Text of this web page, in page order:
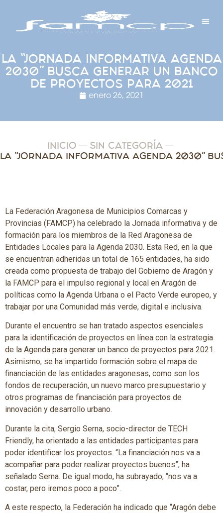
LA “JORNADA INFORMATIVA AGENDA
2030” BUSCA GENERAR UN BANCO
DE PROYECTOS PARA 2021
enero 26, 2021
INICIO SIN CATEGORÍA
La Federación Aragonesa de Municipios Comarcas y
Provincias (FAMCP) ha celebrado la Jornada informativa y de
formación para los miembros de la Red Aragonesa de
Entidades Locales para la Agenda 2030. Esta Red, en la que
se encuentran adheridas un total de 165 entidades, ha sido
creada como propuesta de trabajo del Gobierno de Aragón y
la FAMCP para el impulso regional y local en Aragón de
políticas como la Agenda Urbana o el Pacto Verde europeo, y
trabajar por una Comunidad más verde, digital e inclusiva.
Durante el encuentro se han tratado aspectos esenciales
para la identificación de proyectos en línea con la estrategia
de la Agenda para generar un banco de proyectos para 2021.
Asimismo, se ha impartido formación sobre el mapa de
financiación de las entidades aragonesas, como son los
fondos de recuperación, un nuevo marco presupuestario y
otros programas de financiación para proyectos de
innovación y desarrollo urbano.
Durante la cita, Sergio Serna, socio-director de TECH
Friendly, ha orientado a las entidades participantes para
poder identificar los proyectos. “La financiación nos va a
acompañar para poder realizar proyectos buenos”, ha
señalado Serna. De igual modo, ha subrayado, “nos va a
costar, pero iremos poco a poco”.
A este respecto, la Federación ha indicado que “Aragón debe